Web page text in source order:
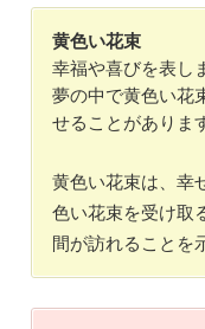
黄色い花束
幸福や喜びを表し
夢の中で黄色い花
せることがありま
黄色い花束は、幸
色い花束を受け取
間が訪れることを